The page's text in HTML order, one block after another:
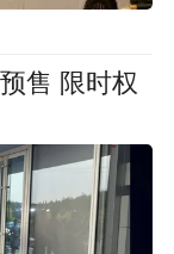
售 限时权